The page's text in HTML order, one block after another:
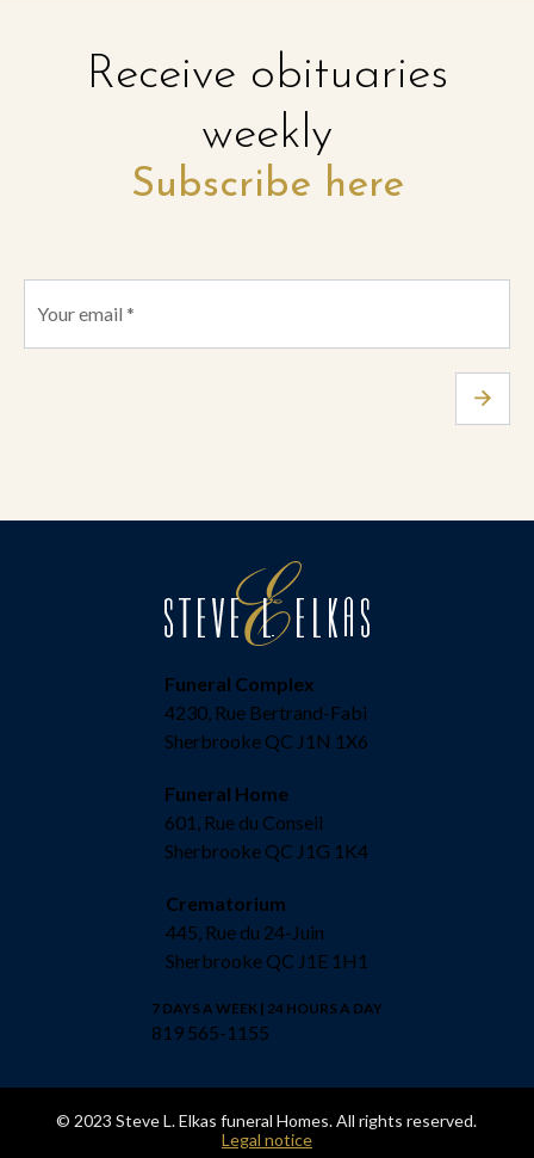
Receive obituaries
weekly
Subscribe here
Funeral Complex
4230, Rue Bertrand-Fabi
Sherbrooke QC J1N 1X6
Funeral Home
601, Rue du Conseil
Sherbrooke QC J1G 1K4
Crematorium
445, Rue du 24-Juin
Sherbrooke QC J1E 1H1
7 DAYS A WEEK | 24 HOURS A DAY
819 565-1155
© 2023 Steve L. Elkas funeral Homes. All rights reserved.
Legal notice